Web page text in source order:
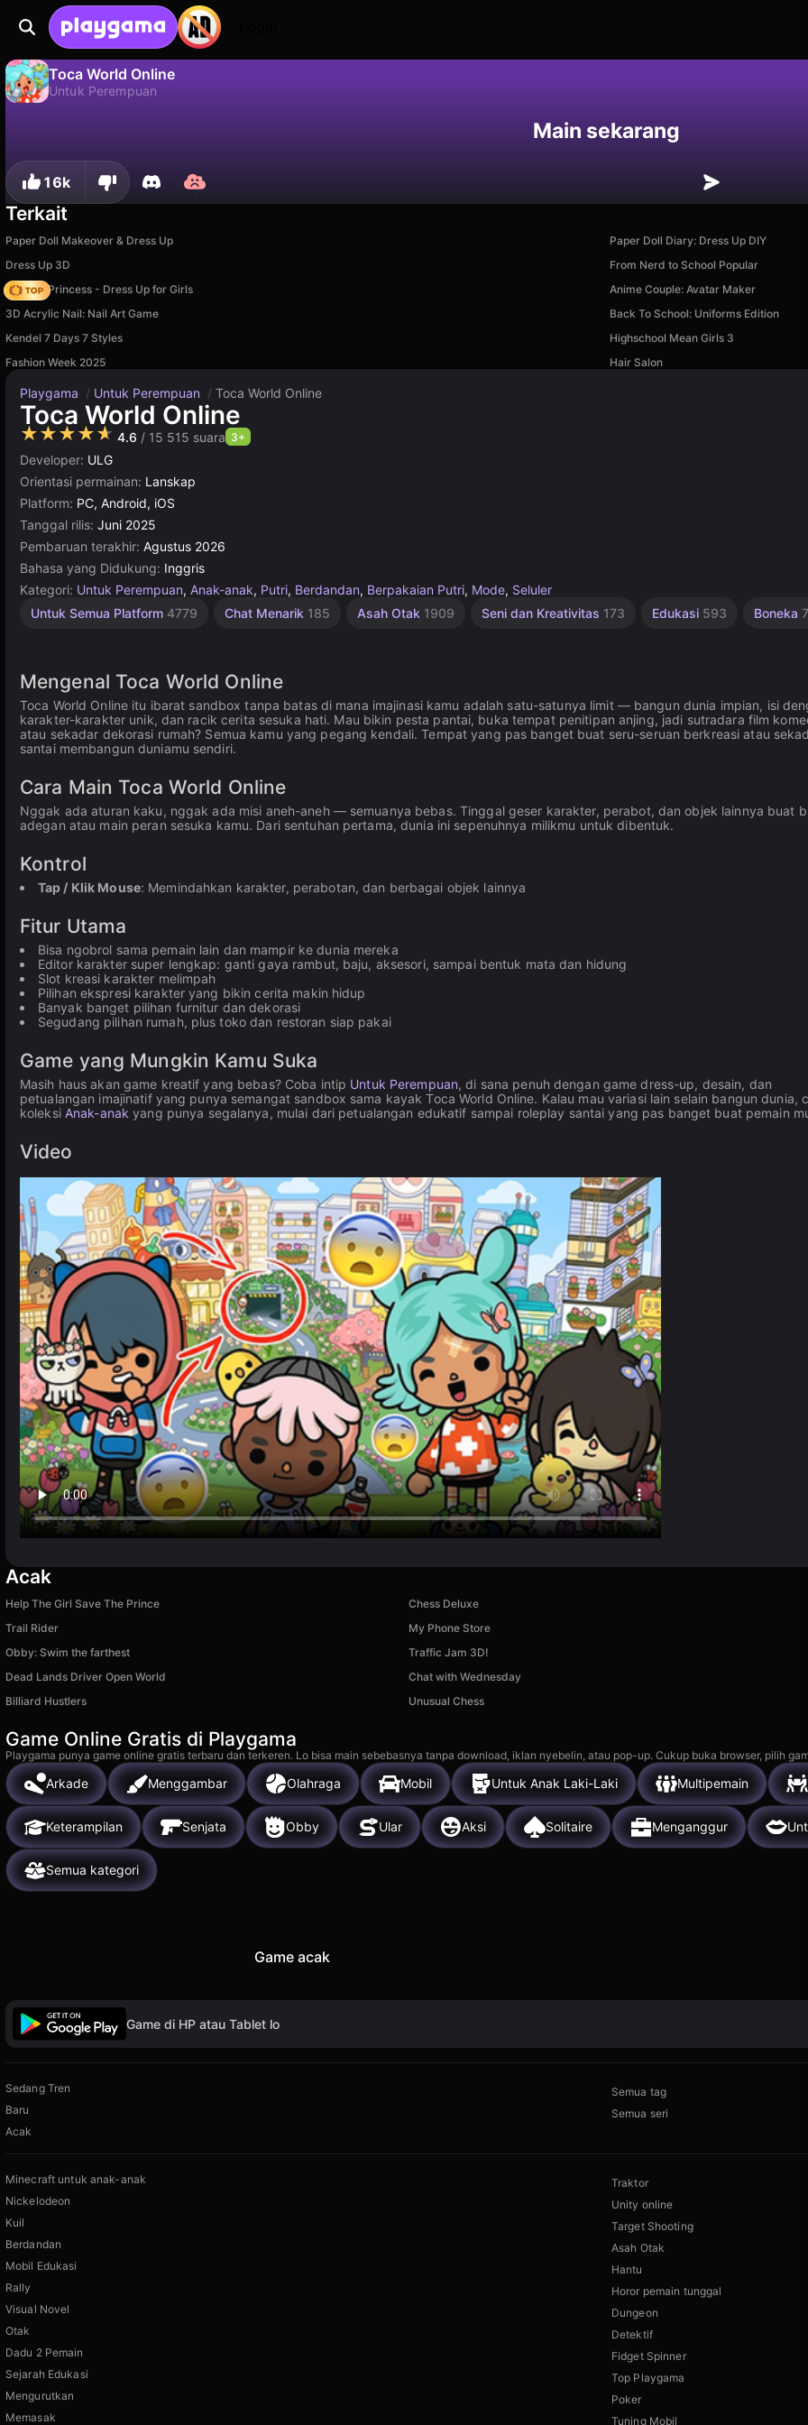
Toca World Online
Untuk Perempuan
Main sekarang
16k
Terkait
Paper Doll Makeover & Dress Up
Paper Doll Diary: Dress Up DIY
Dress Up 3D
From Nerd to School Popular
Fashion Princess - Dress Up for Girls
Anime Couple: Avatar Maker
3D Acrylic Nail: Nail Art Game
Back To School: Uniforms Edition
Kendel 7 Days 7 Styles
Highschool Mean Girls 3
Fashion Week 2025
Hair Salon
Playgama / Untuk Perempuan / Toca World Online
Toca World Online
★★★★★ 4.6 / 15 515 suara 3+
Developer: ULG
Orientasi permainan: Lanskap
Platform: PC, Android, iOS
Tanggal rilis: Juni 2025
Pembaruan terakhir: Agustus 2026
Bahasa yang Didukung: Inggris
Kategori: Untuk Perempuan, Anak-anak, Putri, Berdandan, Berpakaian Putri, Mode, Seluler
Untuk Semua Platform 4779 Chat Menarik 185 Asah Otak 1909 Seni dan Kreativitas 173 Edukasi 593 Boneka
Desktop
Sederhana
Untuk
Online
Godot
Mengenal Toca World Online
Toca World Online itu ibarat sandbox tanpa batas di mana imajinasi kamu adalah satu-satunya limit — bangun dunia impian, isi
karakter-karakter unik, dan racik cerita sesuka hati. Mau bikin pesta pantai, buka tempat penitipan anjing, jadi sutradara film
atau sekadar dekorasi rumah? Semua kamu yang pegang kendali. Tempat yang pas banget buat seru-seruan berkreasi atau
santai membangun duniamu sendiri.
Cara Main Toca World Online
Nggak ada aturan kaku, nggak ada misi aneh-aneh — semuanya bebas. Tinggal geser karakter, perabot, dan objek lainnya buat
adegan atau main peran sesuka kamu. Dari sentuhan pertama, dunia ini sepenuhnya milikmu untuk dibentuk.
Kontrol
Tap / Klik Mouse: Memindahkan karakter, perabotan, dan berbagai objek lainnya
Fitur Utama
Bisa ngobrol sama pemain lain dan mampir ke dunia mereka
Editor karakter super lengkap: ganti gaya rambut, baju, aksesori, sampai bentuk mata dan hidung
Slot kreasi karakter melimpah
Pilihan ekspresi karakter yang bikin cerita makin hidup
Banyak banget pilihan furnitur dan dekorasi
Segudang pilihan rumah, plus toko dan restoran siap pakai
Game yang Mungkin Kamu Suka
Masih haus akan game kreatif yang bebas? Coba intip Untuk Perempuan, di sana penuh dengan game dress-up, desain, dan
petualangan imajinatif yang punya semangat sandbox sama kayak Toca World Online. Kalau mau variasi lain selain bangun dunia,
koleksi Anak-anak yang punya segalanya, mulai dari petualangan edukatif sampai roleplay santai yang pas banget buat pemain
Video
Acak
Help The Girl Save The Prince Chess Deluxe
Trail Rider
My Phone Store
Obby: Swim the farthest
Traffic Jam 3D!
Dead Lands Driver Open World
Chat with Wednesday
Billiard Hustlers
Unusual Chess
Game Online Gratis di Playgama
Playgama punya game online gratis terbaru dan terkeren. Lo bisa main sebebasnya tanpa download, iklan nyebelin, atau pop-up. Cukup buka browser, pilih
Arkade Menggambar Olahraga Mobil Untuk Anak Laki-Laki Multipemain
Keterampilan Senjata Obby Ular Aksi Solitaire Menganggur
Semua kategori
Game acak
Game di HP atau Tablet lo
Sedang Tren
Baru
Acak
Semua tag
Semua seri
Minecraft untuk anak-anak
Nickelodeon
Kuil
Berdandan
Mobil Edukasi
Rally
Visual Novel
Otak
Dadu 2 Pemain
Sejarah Edukasi
Mengurutkan
Memasak
Traktor
Unity online
Target Shooting
Asah Otak
Hantu
Horor pemain tunggal
Dungeon
Detektif
Fidget Spinner
Top Playgama
Poker
Tuning Mobil